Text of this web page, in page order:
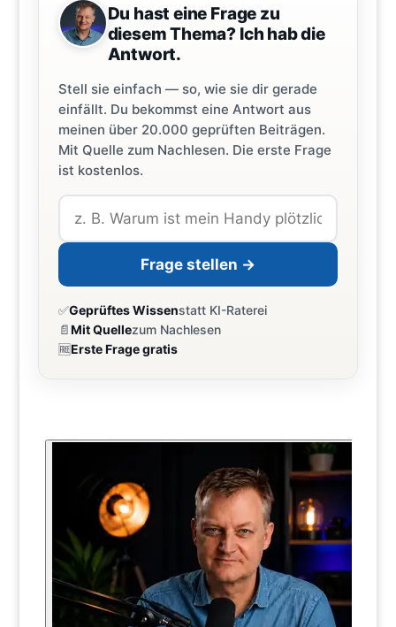
Du hast eine Frage zu
diesem Thema? Ich hab die
Antwort.
Stell sie einfach — so, wie sie dir gerade
einfällt. Du bekommst eine Antwort aus
meinen über 20.000 geprüften Beiträgen.
Mit Quelle zum Nachlesen. Die erste Frage
ist kostenlos.
Frage stellen →
✅Geprüftes Wissenstatt KI-Raterei
📄Mit Quellezum Nachlesen
🆓Erste Frage gratis